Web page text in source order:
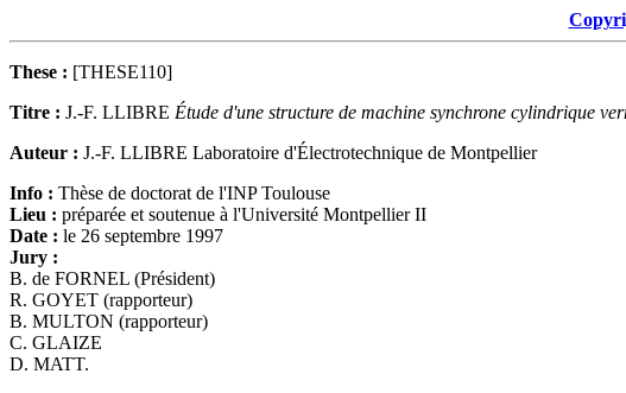
These : [THESE110]
Titre : J.-F. LLIBRE Étude d'une structure de machine synchrone cylindrique
Auteur : J.-F. LLIBRE Laboratoire d'Électrotechnique de Montpellier
Info : Thèse de doctorat de l'INP Toulouse
Lieu : préparée et soutenue à l'Université Montpellier II
Date : le 26 septembre 1997
Jury :
B. de FORNEL (Président)
R. GOYET (rapporteur)
B. MULTON (rapporteur)
C. GLAIZE
D. MATT.